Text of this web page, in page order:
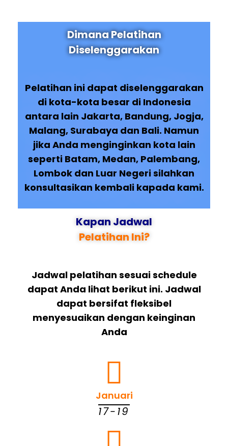
Dimana Pelatihan
Diselenggarakan
Pelatihan ini dapat diselenggarakan
di kota-kota besar di Indonesia
antara lain Jakarta, Bandung, Jogja,
Malang, Surabaya dan Bali. Namun
jika Anda menginginkan kota lain
seperti Batam, Medan, Palembang,
Lombok dan Luar Negeri silahkan
konsultasikan kembali kapada kami.
Kapan Jadwal
Pelatihan Ini?
Jadwal pelatihan sesuai schedule
dapat Anda lihat berikut ini. Jadwal
dapat bersifat fleksibel
menyesuaikan dengan keinginan
Anda
Januari
17-19